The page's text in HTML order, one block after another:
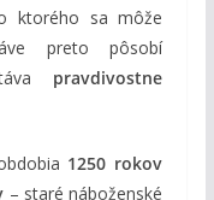
ktorého sa môže
preto pôsobí
pravdivostne
1250 rokov
– staré náboženské